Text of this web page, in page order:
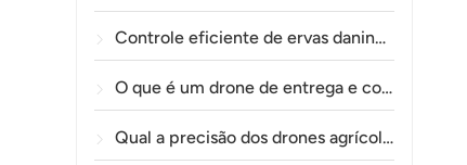
Controle eficiente de ervas daninhas pré-emergentes em trigo com o drone agrícola A80
O que é um drone de entrega e como funciona a entrega por drone?
Qual a precisão dos drones agrícolas na pulverização e monitoramento de plantações?